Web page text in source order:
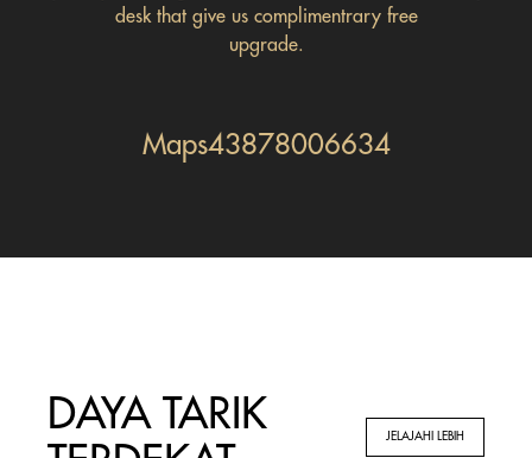
desk that give us complimentrary free
upgrade.
Maps43878006634
DAYA TARIK
JELAJAHI LEBIH